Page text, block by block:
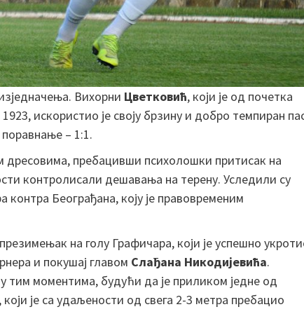
Вихорни Цветковић, који је од почетка
искористио је своју брзину и добро темпиран
– 1:1.
дресовима, пребацивши психолошки притисак на
контролисали дешавања на терену. Уследили су
контра Београђана, коју је правовременим
на голу Графичара, који је успешно
и покушај главом Слађана Никодијевића.
тим моментима, будући да је приликом једне од
, који је са удаљености од свега 2-3 метра пребацио